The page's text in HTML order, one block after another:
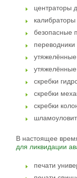
центраторы
безопасные
скребки
скребки
скребки
В настоящее
для ликвидации
печати